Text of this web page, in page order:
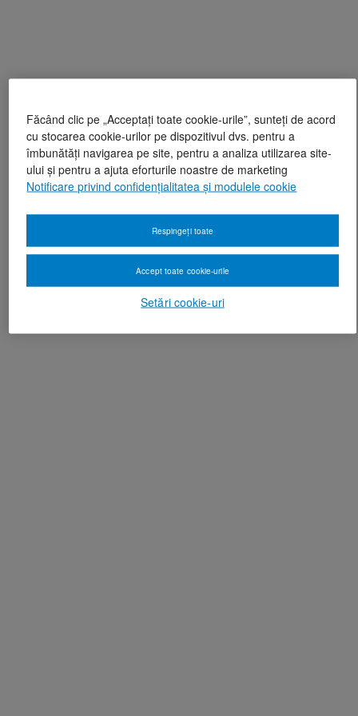
Făcând clic pe „Acceptați toate cookie-urile”, sunteți de acord
cu stocarea cookie-urilor pe dispozitivul dvs. pentru a
îmbunătăți navigarea pe site, pentru a analiza utilizarea site-
ului și pentru a ajuta eforturile noastre de marketing
Notificare privind confidențialitatea și modulele cookie
Setări cookie-uri
Respingeți toate
Accept toate cookie-urile